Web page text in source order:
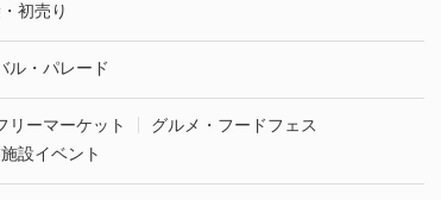
初売り
ル・パレード
リーマーケット
グルメ・フードフェス
設イベント